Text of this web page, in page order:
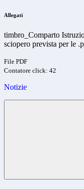
Allegati
timbro_Comparto
sciopero prevista per le
File PDF
Contatore click: 42
Notizie